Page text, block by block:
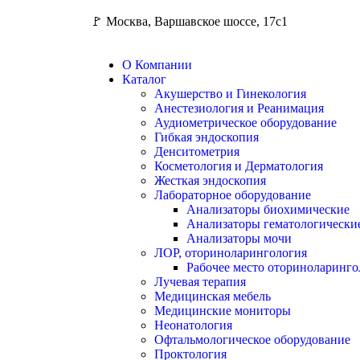
🚩 Москва, Варшавское шоссе, 17с1
О Компании
Каталог
Акушерство и Гинекология
Анестезиология и Реанимация
Аудиометрическое оборудование
Гибкая эндоскопия
Денситометрия
Косметология и Дерматология
Жесткая эндоскопия
Лабораторное оборудование
Анализаторы биохимические
Анализаторы
Анализаторы мочи
ЛОР, оториноларингология
Рабочее место
Лучевая терапия
Медицинская мебель
Медицинские мониторы
Неонатология
Офтальмологическое оборудование
Проктология